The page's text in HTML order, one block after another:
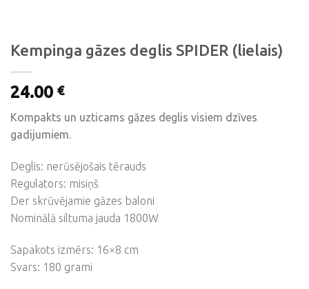
Kempinga gāzes deglis SPIDER (lielais)
24.00 €
Kompakts un uzticams gāzes deglis visiem dzīves
gadijumiem.
Deglis: nerūsējošais tērauds
Regulators: misiņš
Der skrūvējamie gāzes baloni
Nominālā siltuma jauda 1800W
Sapakots izmērs: 16×8 cm
Svars: 180 grami